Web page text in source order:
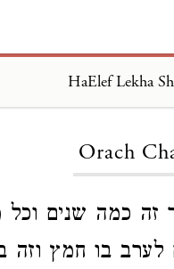
HaElef Lekha
Orach
זה כמה שנים
לערב בו חמץ וזה